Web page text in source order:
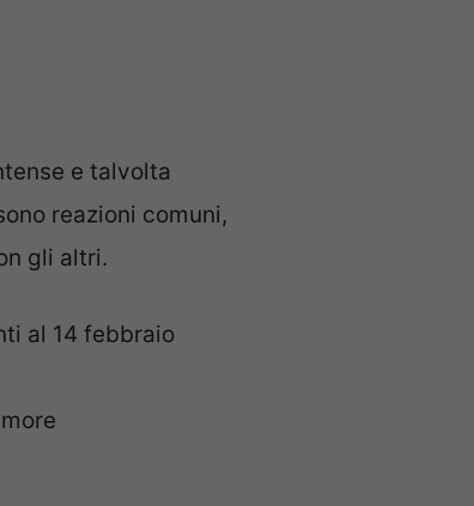
e talvolta
reazioni comuni,
gli altri.
al 14 febbraio